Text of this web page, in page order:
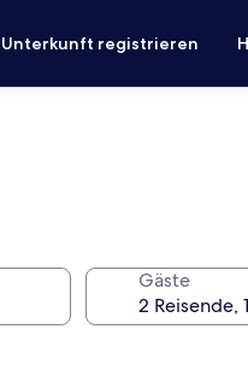
Unterkunft registrieren
Gäste